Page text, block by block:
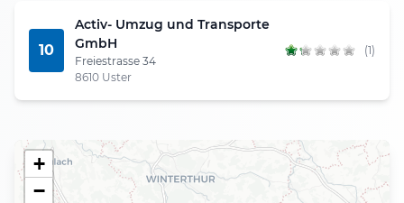
10
Activ- Umzug und Transporte
GmbH
Freiestrasse 34
8610 Uster
(1)
+
−